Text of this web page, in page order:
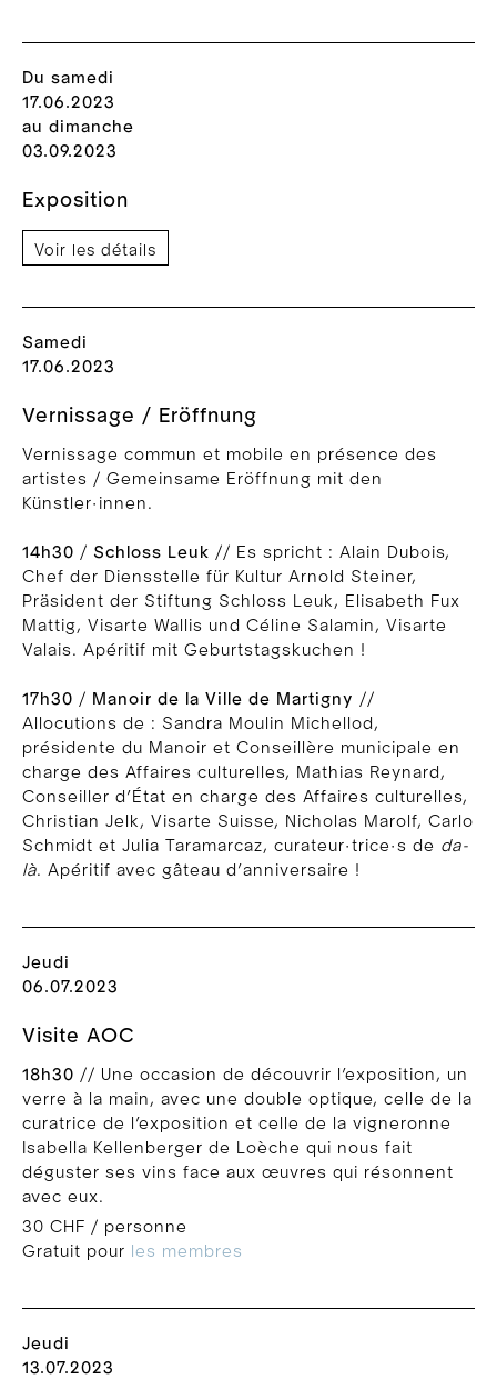
Du samedi
17.06.2023
au dimanche
03.09.2023
Exposition
Voir les détails
Samedi
17.06.2023
Vernissage / Eröffnung
Vernissage commun et mobile en présence des
artistes / Gemeinsame Eröffnung mit den
Künstler·innen.
14h30 / Schloss Leuk // Es spricht : Alain Dubois,
Chef der Diensstelle für Kultur Arnold Steiner,
Präsident der Stiftung Schloss Leuk, Elisabeth Fux
Mattig, Visarte Wallis und Céline Salamin, Visarte
Valais. Apéritif mit Geburtstagskuchen !
17h30 / Manoir de la Ville de Martigny //
Allocutions de : Sandra Moulin Michellod,
présidente du Manoir et Conseillère municipale en
charge des Affaires culturelles, Mathias Reynard,
Conseiller d’État en charge des Affaires culturelles,
Christian Jelk, Visarte Suisse, Nicholas Marolf, Carlo
Schmidt et Julia Taramarcaz, curateur·trice·s de da-
là. Apéritif avec gâteau d’anniversaire !
Jeudi
06.07.2023
Visite AOC
18h30 // Une occasion de découvrir l’exposition, un
verre à la main, avec une double optique, celle de la
curatrice de l’exposition et celle de la vigneronne
Isabella Kellenberger de Loèche qui nous fait
déguster ses vins face aux œuvres qui résonnent
avec eux.
30 CHF / personne
Gratuit pour
les membres
Jeudi
13.07.2023